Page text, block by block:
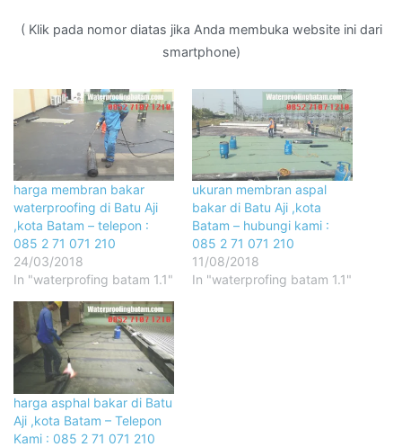
( Klik pada nomor diatas jika Anda membuka website ini dari
smartphone)
harga membran bakar
waterproofing di Batu Aji
,kota Batam – telepon :
085 2 71 071 210
24/03/2018
In "waterprofing batam 1.1"
ukuran membran aspal
bakar di Batu Aji ,kota
Batam – hubungi kami :
085 2 71 071 210
11/08/2018
In "waterprofing batam 1.1"
harga asphal bakar di Batu
Aji ,kota Batam – Telepon
Kami : 085 2 71 071 210